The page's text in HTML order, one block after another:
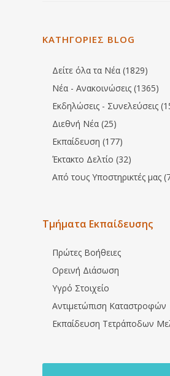
ΚΑΤΗΓΟΡΙΕΣ BLOG
Δείτε όλα τα Νέα (1829)
Νέα - Ανακοινώσεις (1365)
Εκδηλώσεις - Συνελεύσεις
Διεθνή Νέα (25)
Εκπαίδευση (177)
Έκτακτο Δελτίο (32)
Από τους Υποστηρικτές μας
Τμήματα Εκπαίδευσης
Πρώτες Βοήθειες
Ορεινή Διάσωση
Υγρό Στοιχείο
Αντιμετώπιση Καταστροφών
Εκπαίδευση Τετράποδων